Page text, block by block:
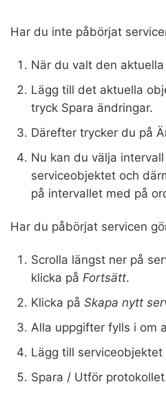
Har du inte påbörjat
När du valt den
Lägg till det aktuella
tryck Spara ändringar.
Därefter trycker du på
Nu kan du välja
serviceobjektet och
på intervallet med på
Har du påbörjat servicen
Scrolla längst ner på
klicka på Fortsätt.
Klicka på Skapa nytt
Alla uppgifter fylls i om
Lägg till
Spara / Utför